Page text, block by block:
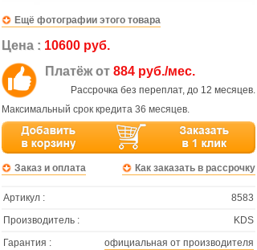
Ещё фотографии этого товара
Цена : 10600 руб.
Платёж от 884 руб./мес.
Рассрочка без переплат, до 12 месяцев.
Максимальный срок кредита 36 месяцев.
Заказ и оплата Как заказать в рассрочку
Артикул :
8583
Производитель :
KDS
Гарантия :
официальная от производителя